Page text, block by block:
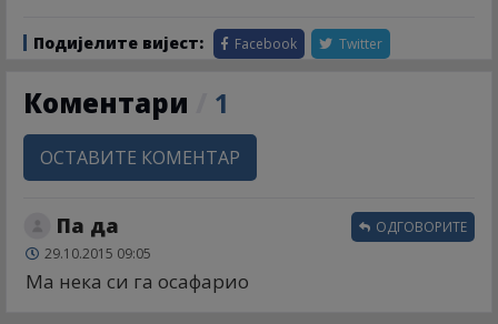
Подијелите вијест: Facebook Twitter
Коментари 1
ОСТАВИТЕ КОМЕНТАР
Па да
29.10.2015 09:05
Ма нека си га осафарио
ОДГОВОРИТЕ